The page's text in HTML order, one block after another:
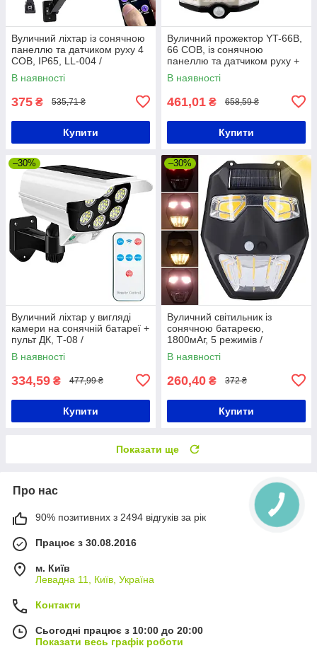
Вуличний ліхтар із сонячною
панеллю та датчиком руху 4
COB, IP65, LL-004 /
Світлодіодний прожектор на
стовп
В наявності
375 ₴ 535,71 ₴
Купити
Вуличний прожектор YT-66B,
66 COB, із сонячною
панеллю та датчиком руху +
Пульт / Світильник-ліхтар на
стовп
В наявності
461,01 ₴ 658,59 ₴
Купити
–30%
Вуличний ліхтар у вигляді
камери на сонячній батареї +
пульт ДК, Т-08 /
Водонепроникний LED
світильник
В наявності
334,59 ₴ 477,99 ₴
Купити
–30%
Вуличний світильник із
сонячною батареєю,
1800мАг, 5 режимів /
Настінний ліхтар на вулицю /
Вуличний ліхтар
В наявності
260,40 ₴ 372 ₴
Купити
Показати ще
Про нас
90% позитивних з 2494 відгуків за рік
Працює з 30.08.2016
м. Київ
Левадна 11, Київ, Україна
Контакти
Сьогодні працює з 10:00 до 20:00
Показати весь графік роботи